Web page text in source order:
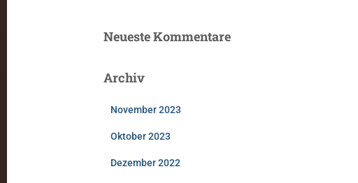
Neueste Kommentare
Archiv
November 2023
Oktober 2023
Dezember 2022